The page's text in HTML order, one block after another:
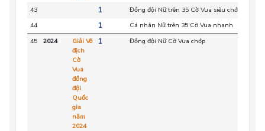
43 1 Đồng đội Nữ trên 35 Cờ Vua siêu chớp
44
1 Cá nhân Nữ trên 35 Cờ Vua nhanh
45
2024
Giải Vô
địch
Cờ
Vua
đồng
đội
Quốc
gia
năm
2024
1 Đồng đội Nữ Cờ Vua chớp